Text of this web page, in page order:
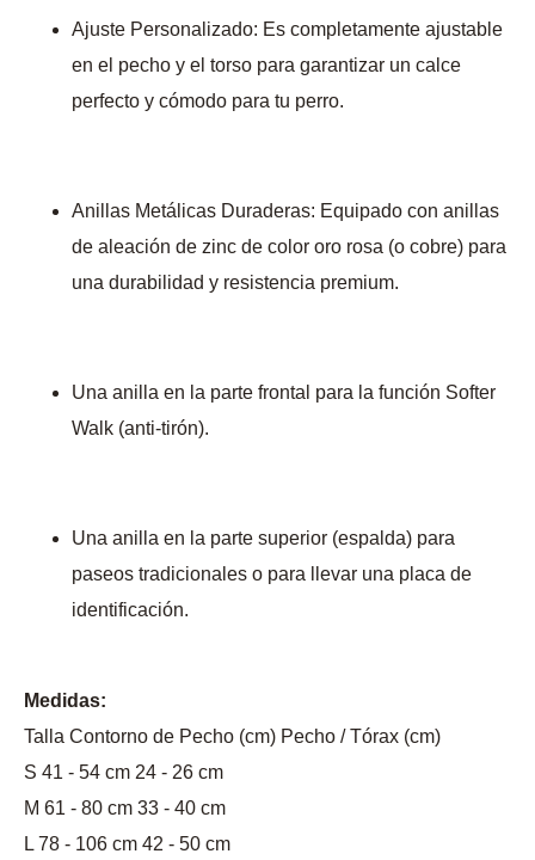
Ajuste Personalizado: Es completamente ajustable
en el pecho y el torso para garantizar un calce
perfecto y cómodo para tu perro.
Anillas Metálicas Duraderas: Equipado con anillas
de aleación de zinc de color oro rosa (o cobre) para
una durabilidad y resistencia premium.
Una anilla en la parte frontal para la función Softer
Walk (anti-tirón).
Una anilla en la parte superior (espalda) para
paseos tradicionales o para llevar una placa de
identificación.
Medidas:
Talla Contorno de Pecho (cm) Pecho / Tórax (cm)
S 41 - 54 cm 24 - 26 cm
M 61 - 80 cm 33 - 40 cm
L 78 - 106 cm 42 - 50 cm